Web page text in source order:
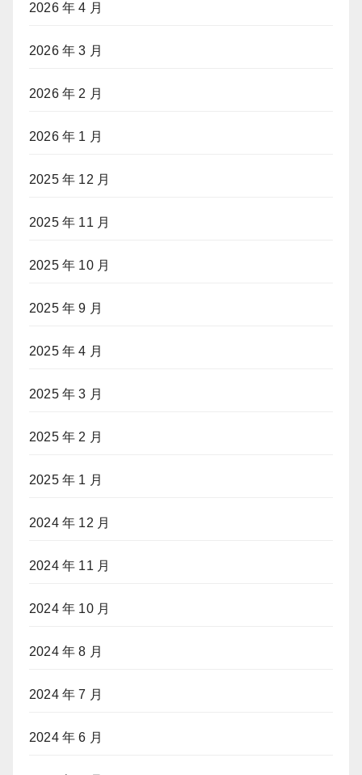
2026 年 4 月
2026 年 3 月
2026 年 2 月
2026 年 1 月
2025 年 12 月
2025 年 11 月
2025 年 10 月
2025 年 9 月
2025 年 4 月
2025 年 3 月
2025 年 2 月
2025 年 1 月
2024 年 12 月
2024 年 11 月
2024 年 10 月
2024 年 8 月
2024 年 7 月
2024 年 6 月